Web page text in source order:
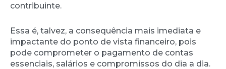
contribuinte.
Essa é, talvez, a consequência mais imediata e
impactante do ponto de vista financeiro, pois
pode comprometer o pagamento de contas
essenciais, salários e compromissos do dia a dia.